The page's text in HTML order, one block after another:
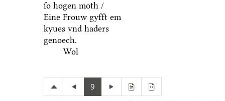
ſo hogen moth /
Eine Frouw gyfft em
kyues vnd haders
genoech.
Wol
9